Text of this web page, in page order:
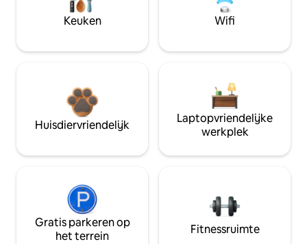
Keuken Wifi
Huisdiervriendelijk
Laptopvriendelijke
werkplek
Gratis parkeren op
het terrein
Fitnessruimte